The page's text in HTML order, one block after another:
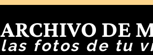
ARCHIVO DE
las fotos de tu